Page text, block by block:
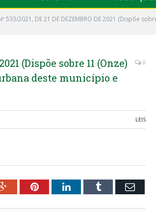
533/2021, DE 21 DE DEZEMBRO DE 2021 (Dispõe
(Dispõe sobre 11 (Onze)
deste município e
0
LEIS
Google+PinterestLinkedInTumblr Email